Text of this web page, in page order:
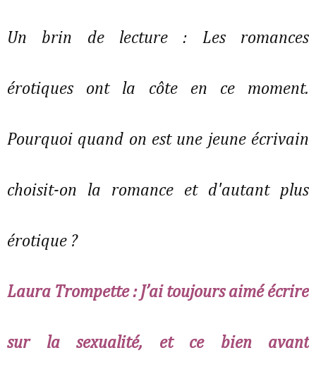
Un brin de lecture : Les romances
érotiques ont la côte en ce moment.
Pourquoi quand on est une jeune écrivain
choisit-on la romance et d'autant plus
érotique ?
Laura Trompette : J’ai toujours aimé écrire
sur la sexualité, et ce bien avant